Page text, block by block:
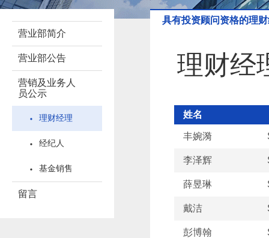
营业部简介
营业部公告
营销及业务人
员公示
理财经理
经纪人
基金销售
留言
具有投资顾问资格的理
理财经
姓名
丰婉漪
李泽辉
薛昱琳
戴洁
彭博翰